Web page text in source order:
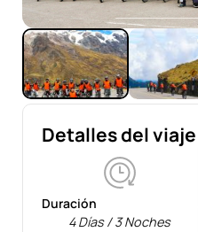
Detalles del viaje
Duración
4 Días / 3 Noches